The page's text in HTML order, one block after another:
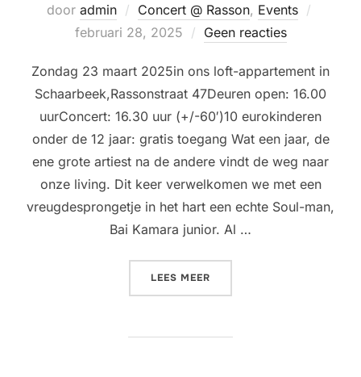
door admin Concert @ Rasson, Events
februari 28, 2025 Geen reacties
Zondag 23 maart 2025in ons loft-appartement in
Schaarbeek,Rassonstraat 47Deuren open: 16.00
uurConcert: 16.30 uur (+/-60′)10 eurokinderen
onder de 12 jaar: gratis toegang Wat een jaar, de
ene grote artiest na de andere vindt de weg naar
onze living. Dit keer verwelkomen we met een
vreugdesprongetje in het hart een echte Soul-man,
Bai Kamara junior. Al …
LEES MEER